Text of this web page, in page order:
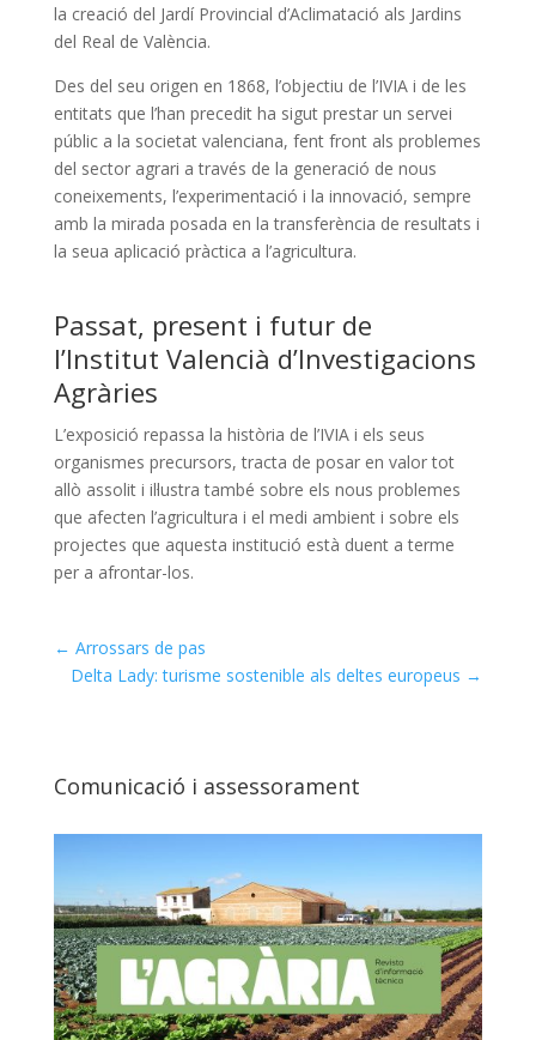
la creació del Jardí Provincial d’Aclimatació als Jardins
del Real de València.
Des del seu origen en 1868, l’objectiu de l’IVIA i de les
entitats que l’han precedit ha sigut prestar un servei
públic a la societat valenciana, fent front als problemes
del sector agrari a través de la generació de nous
coneixements, l’experimentació i la innovació, sempre
amb la mirada posada en la transferència de resultats i
la seua aplicació pràctica a l’agricultura.
Passat, present i futur de
l’Institut Valencià d’Investigacions
Agràries
L’exposició repassa la història de l’IVIA i els seus
organismes precursors, tracta de posar en valor tot
allò assolit i il·lustra també sobre els nous problemes
que afecten l’agricultura i el medi ambient i sobre els
projectes que aquesta institució està duent a terme
per a afrontar-los.
← Arrossars de pas
Delta Lady: turisme sostenible als deltes europeus →
Comunicació i assessorament